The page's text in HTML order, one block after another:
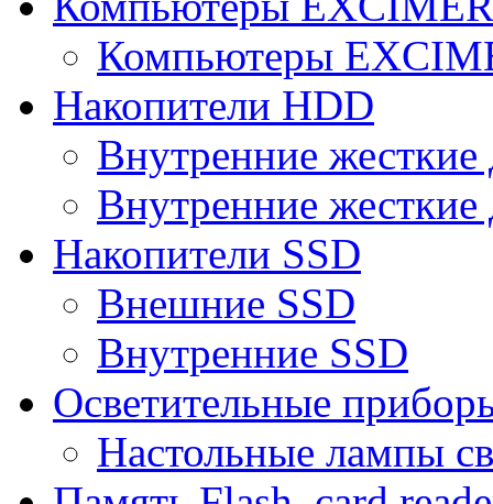
Компьютеры
Накопители HDD
Внутренние
Внутренние
Накопители SSD
Внешние SSD
Внутренние SSD
Осветительные
Настольные лампы